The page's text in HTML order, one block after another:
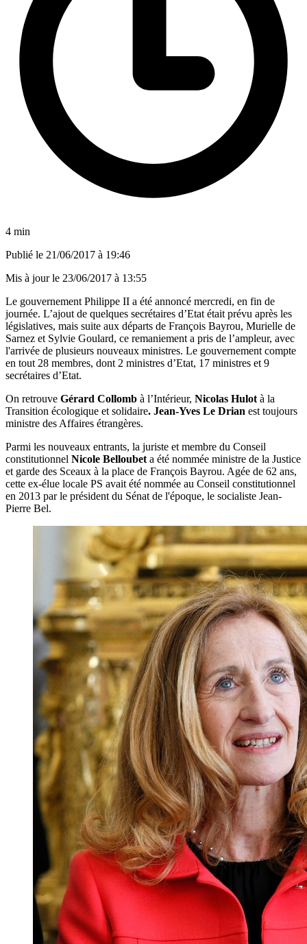
4 min
Publié le 21/06/2017 à 19:46
Mis à jour le 23/06/2017 à 13:55
Le gouvernement Philippe II a été annoncé mercredi, en fin de
journée. L’ajout de quelques secrétaires d’Etat était prévu après les
législatives, mais suite aux départs de François Bayrou, Murielle de
Sarnez et Sylvie Goulard, ce remaniement a pris de l’ampleur, avec
l'arrivée de plusieurs nouveaux ministres. Le gouvernement compte
en tout 28 membres, dont 2 ministres d’Etat, 17 ministres et 9
secrétaires d’Etat.
On retrouve Gérard Collomb à l’Intérieur, Nicolas Hulot à la
Transition écologique et solidaire. Jean-Yves Le Drian est toujours
ministre des Affaires étrangères.
Parmi les nouveaux entrants, la juriste et membre du Conseil
constitutionnel Nicole Belloubet a été nommée ministre de la Justice
et garde des Sceaux à la place de François Bayrou. Agée de 62 ans,
cette ex-élue locale PS avait été nommée au Conseil constitutionnel
en 2013 par le président du Sénat de l'époque, le socialiste Jean-
Pierre Bel.